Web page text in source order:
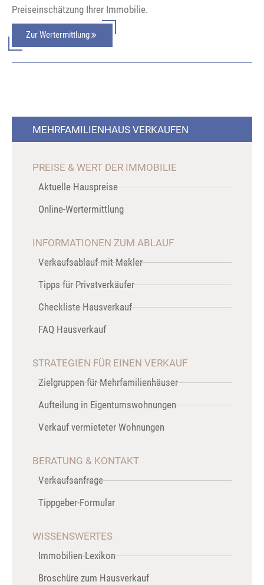
Preiseinschätzung Ihrer Immobilie.
Zur Wertermittlung
MEHRFAMILIENHAUS VERKAUFEN
PREISE & WERT DER IMMOBILIE
Aktuelle Hauspreise
Online-Wertermittlung
INFORMATIONEN ZUM ABLAUF
Verkaufsablauf mit Makler
Tipps für Privatverkäufer
Checkliste Hausverkauf
FAQ Hausverkauf
STRATEGIEN FÜR EINEN VERKAUF
Zielgruppen für Mehrfamilienhäuser
Aufteilung in Eigentumswohnungen
Verkauf vermieteter Wohnungen
BERATUNG & KONTAKT
Verkaufsanfrage
Tippgeber-Formular
WISSENSWERTES
Immobilien-Lexikon
Broschüre zum Hausverkauf